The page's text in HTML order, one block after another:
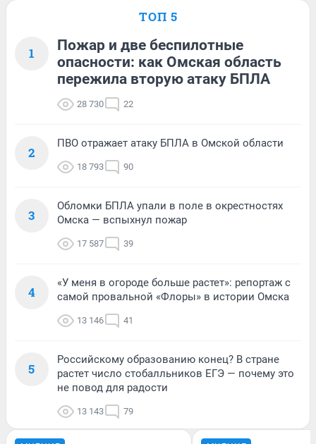
ТОП 5
1
Пожар и две беспилотные
опасности: как Омская область
пережила вторую атаку БПЛА
28 730 22
2
ПВО отражает атаку БПЛА в Омской области
18 793 90
3
Обломки БПЛА упали в поле в окрестностях
Омска — вспыхнул пожар
17 587 39
4
«У меня в огороде больше растет»: репортаж с
самой провальной «Флоры» в истории Омска
13 146 41
5
Российскому образованию конец? В стране
растет число стобалльников ЕГЭ — почему это
не повод для радости
13 143 79